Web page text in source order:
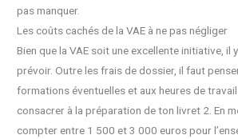
pas manquer.
Les coûts cachés de la VAE à ne pas négliger
Bien que la VAE soit une excellente initiative, il
prévoir. Outre les frais de dossier, il faut
formations éventuelles et aux heures de
consacrer à la préparation de ton livret 2. En
compter entre 1 500 et 3 000 euros pour